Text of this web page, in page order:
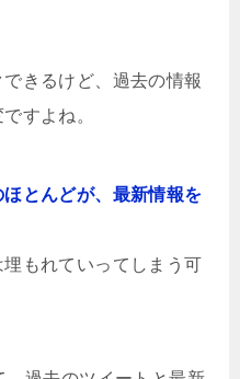
きるけど、過去の情報
すよね。
とんどが、最新情報を
もれていってしまう可